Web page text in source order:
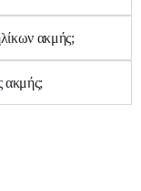
ακμής;
ακμής;